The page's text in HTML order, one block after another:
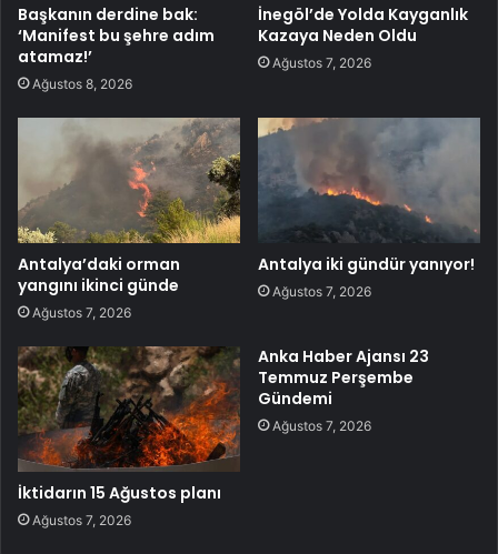
Başkanın derdine bak:
‘Manifest bu şehre adım
atamaz!’
Ağustos 8, 2026
İnegöl’de Yolda Kayganlık
Kazaya Neden Oldu
Ağustos 7, 2026
Antalya’daki orman
yangını ikinci günde
Ağustos 7, 2026
Antalya iki gündür yanıyor!
Ağustos 7, 2026
İktidarın 15 Ağustos planı
Ağustos 7, 2026
Anka Haber Ajansı 23
Temmuz Perşembe
Gündemi
Ağustos 7, 2026